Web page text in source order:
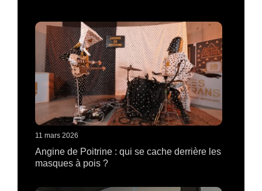
11 mars 2026
Angine de Poitrine : qui se cache derrière les
masques à pois ?